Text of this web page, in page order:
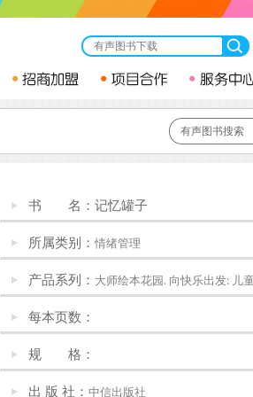
书 名：记忆罐子
所属类别： 情绪管理
产品系列： 大师绘本花园. 向快乐出发: 儿
每本页数：
规 格：
出 版 社： 中信出版社